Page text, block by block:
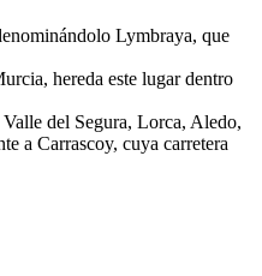
Lymbraya, que
hereda este lugar dentro
del Segura, Lorca, Aledo,
a Carrascoy, cuya carretera